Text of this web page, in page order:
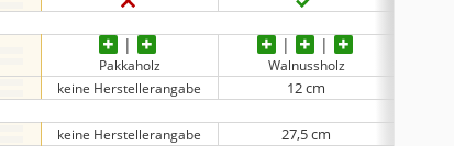
Pakkaholz Walnussholz
keine Herstellerangabe
12 cm
keine Herstellerangabe
27,5 cm